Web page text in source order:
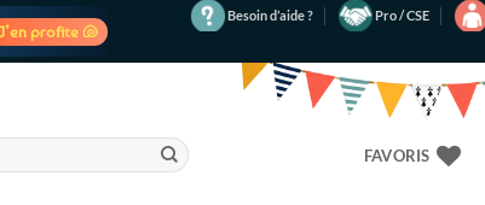
J’en profite 🐚
Besoin d’aide ? Pro / CSE
FAVORIS